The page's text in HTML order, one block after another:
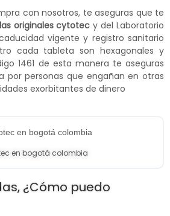
con nosotros, te aseguras que te
originales cytotec y del Laboratorio
vigente y registro sanitario
cada tableta son hexagonales y
1461 de esta manera te aseguras
por personas que engañan en otras
exorbitantes de dinero
en bogotá colombia
¿Cómo puedo